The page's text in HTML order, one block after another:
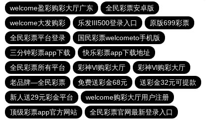
welcome盈彩购彩大厅广东
全民彩票安卓版
welcome大发购彩
乐发III500登录入口
原版699彩票
全民彩票平台登录
国民彩票welcometo手机版
三分钟彩票app下载
快乐彩票app下载地址
全民彩票所有平台
彩神Vl购彩大厅
彩神Vl购彩大厅
老品牌—全民彩票
免费送彩金68元
送彩金32元可提款
新人送29元彩金平台
welcome购彩大厅用户注册
顶级彩票app官方网站
全民彩票官网最新登录入口